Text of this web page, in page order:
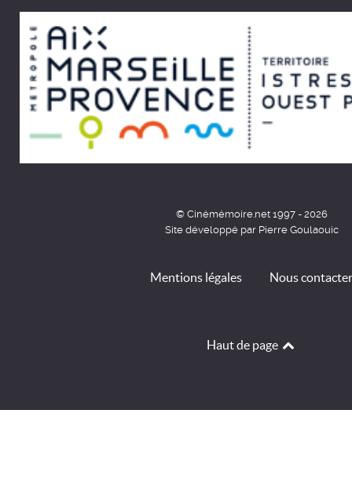
© Cinémémoire.net 1997 - 2026
Site développé par Pierre Goulaouic
Mentions légales Nous contacter
Haut de page